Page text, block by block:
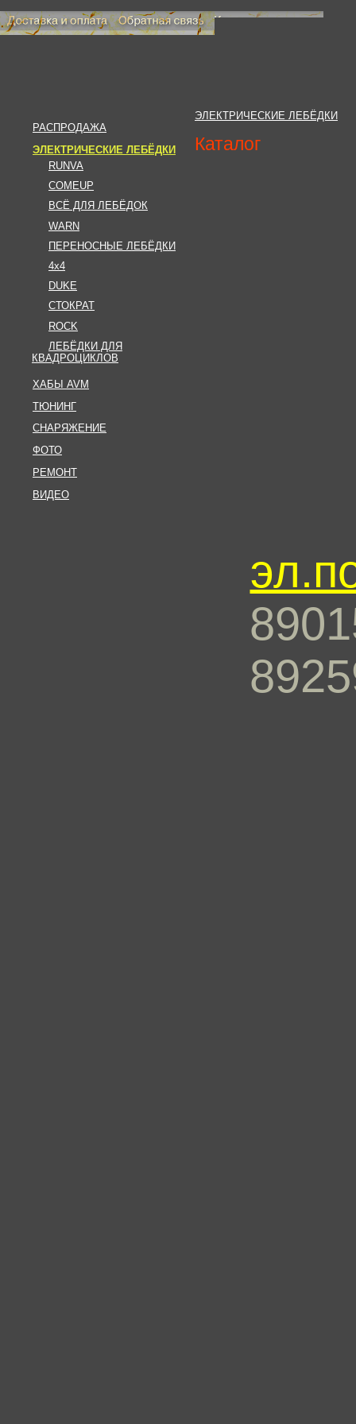
РАСПРОДАЖА
ЭЛЕКТРИЧЕСКИЕ ЛЕБЁДКИ
RUNVA
COMEUP
ВСЁ ДЛЯ ЛЕБЁДОК
WARN
ПЕРЕНОСНЫЕ ЛЕБЁДКИ
4x4
DUKE
СТОКРАТ
ROCK
ЛЕБЁДКИ ДЛЯ
КВАДРОЦИКЛОВ
ХАБЫ AVM
ТЮНИНГ
СНАРЯЖЕНИЕ
ФОТО
РЕМОНТ
ВИДЕО
ЭЛЕКТРИЧЕСКИЕ ЛЕБЁДКИ
Каталог